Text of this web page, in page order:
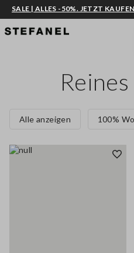
ZUM HAUPTINHALT SPRINGEN
SALE | ALLES -50%. JETZT KAUFEN
Alle anzeigen 100%